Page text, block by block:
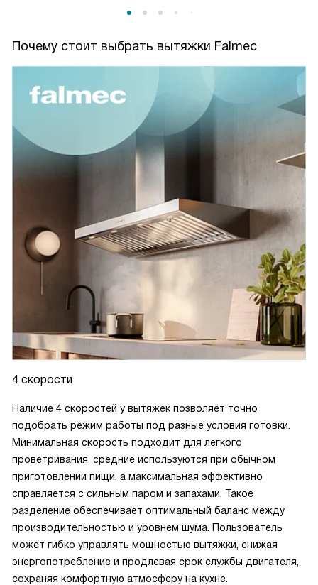
Почему стоит выбрать вытяжки Falmec
4 скорости
Наличие 4 скоростей у вытяжек позволяет точно
подобрать режим работы под разные условия готовки.
Минимальная скорость подходит для легкого
проветривания, средние используются при обычном
приготовлении пищи, а максимальная эффективно
справляется с сильным паром и запахами. Такое
разделение обеспечивает оптимальный баланс между
производительностью и уровнем шума. Пользователь
может гибко управлять мощностью вытяжки, снижая
энергопотребление и продлевая срок службы двигателя,
сохраняя комфортную атмосферу на кухне.